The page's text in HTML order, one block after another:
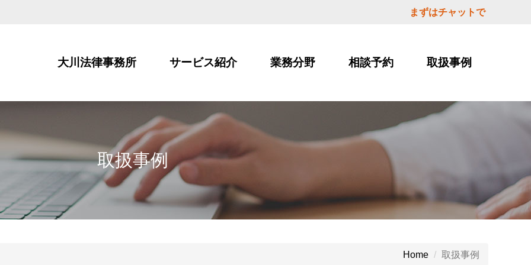
まずはチャットで
大川法律事務所 サービス紹介 業務分野 相談予約 取扱事例
取扱事例
Home 取扱事例